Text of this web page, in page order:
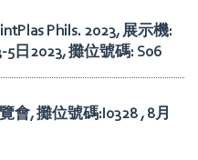
Phils. 2023, 展示機:
5日2023, 攤位號碼: S06
會, 攤位號碼:I0328 , 8月